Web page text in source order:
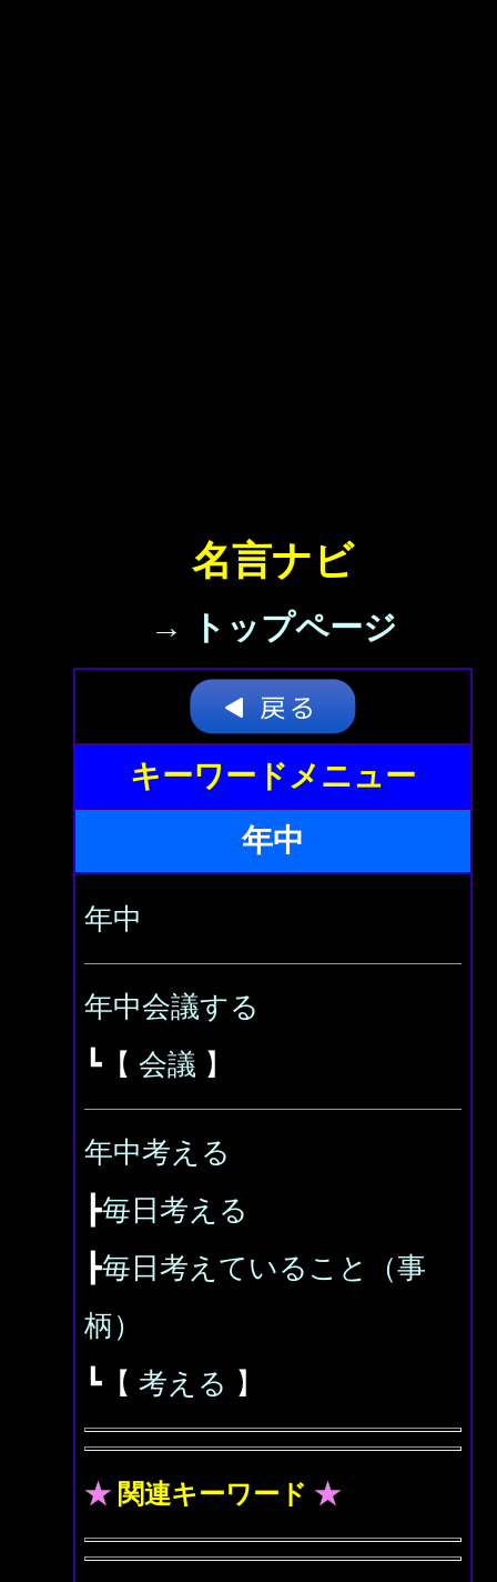
名言ナビ
→ トップページ
キーワードメニュー
年中
年中
年中会議する
┗【 会議 】
年中考える
┣毎日考える
┣毎日考えていること（事
柄）
┗【 考える 】
★ 関連キーワード ★